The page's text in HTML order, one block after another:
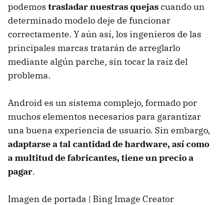
podemos trasladar nuestras quejascuando un
determinado modelo deje de funcionar
correctamente. Y aún así, los ingenieros de las
principales marcas tratarán de arreglarlo
mediante algún parche, sin tocar la raíz del
problema.
Android es un sistema complejo, formado por
muchos elementos necesarios para garantizar
una buena experiencia de usuario. Sin embargo,
adaptarse a tal cantidad de hardware, así como
a multitud de fabricantes, tiene un precio a
pagar.
Imagen de portada | Bing Image Creator